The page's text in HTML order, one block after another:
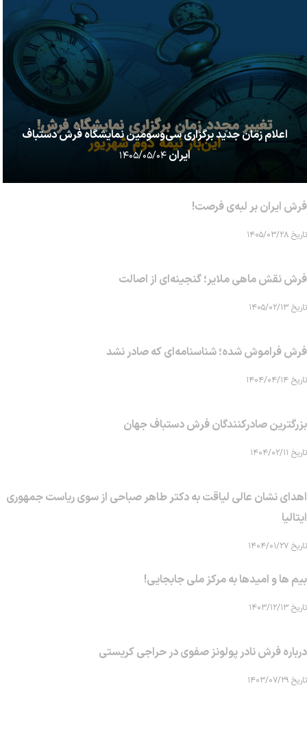
اعلام زمان جدید برگزاری سی‌وسومین نمایشگاه فرش دستباف
ایران۱۴۰۵/۰۵/۰۴
فرش ایران بر لبه‌ی فرصت!
تاریخ ۱۴۰۵/۰۳/۲۸
فرش نقش ماهی‌ ملایر؛ گنجینه‌ای از اصالت
تاریخ ۱۴۰۵/۰۲/۱۳
فرش فراموش شده؛ شناسنامه‌ای که صادر نشد
تاریخ ۱۴۰۴/۰۴/۱۴
بزرگترین صادرکنندگان فرش دستباف جهان
تاریخ ۱۴۰۴/۰۲/۱۱
اهدای نشان عالی لیاقت به دکتر طاهر صباحی از سوی ریاست جمهوری
ایتالیا
تاریخ ۱۴۰۴/۰۱/۲۷
بیم ها و امیدها به مرکز ملی جابجایی!
تاریخ ۱۴۰۳/۱۲/۱۳
درباره فرش نادر پولونز صفوی در حراجی کریستی
تاریخ ۱۴۰۳/۰۷/۲۹